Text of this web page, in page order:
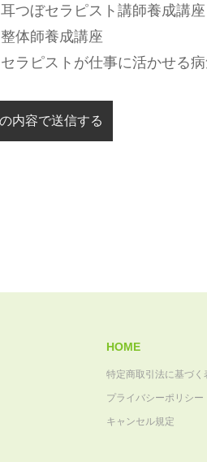
耳つぼセラピスト講師養成講座
整体師養成講座
セラピストが仕事に活かせる
HOME
特定商取引法に基づく
プライバシーポリシー
キャンセル規定